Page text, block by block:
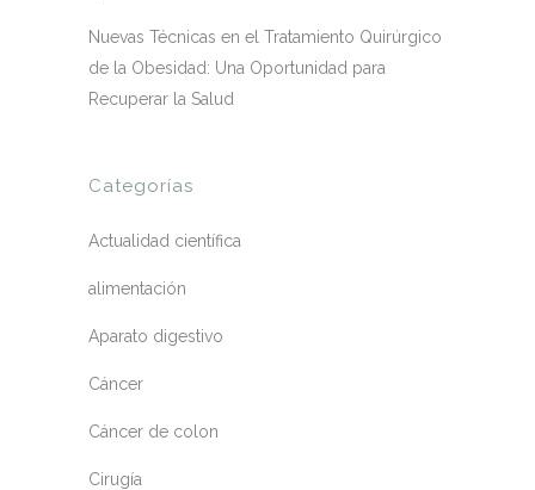
Nuevas Técnicas en el Tratamiento Quirúrgico
de la Obesidad: Una Oportunidad para
Recuperar la Salud
Categorías
Actualidad científica
alimentación
Aparato digestivo
Cáncer
Cáncer de colon
Cirugía